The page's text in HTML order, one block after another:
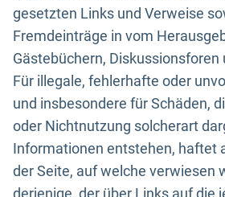
gesetzten Links und Verweise
Fremdeinträge in vom
Gästebüchern, Diskussionsforen
Für illegale, fehlerhafte oder
und insbesondere für Schäden,
oder Nichtnutzung solcherart
Informationen entstehen, haftet
der Seite, auf welche verwiesen
derjenige, der über Links auf die